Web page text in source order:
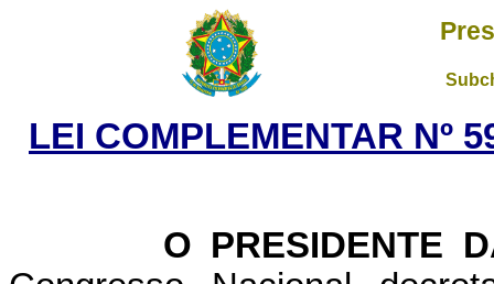
LEI COMPLEMENTAR Nº
O PRESIDENTE DA